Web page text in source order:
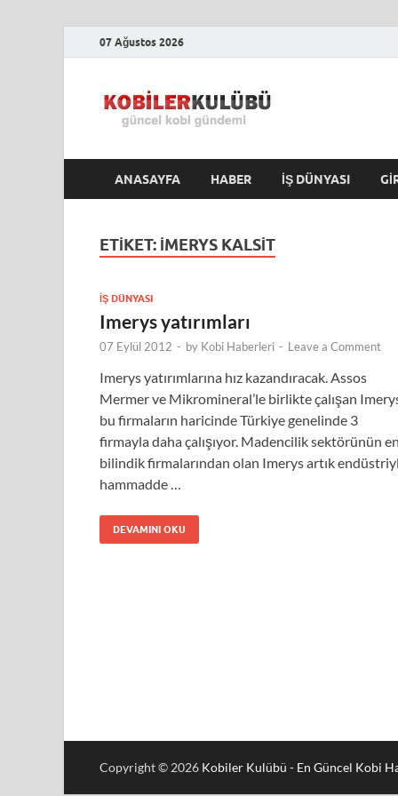
07 Ağustos 2026
ANASAYFA HABER İŞ DÜNYASI
ETIKET: IMERYS KALSIT
İŞ DÜNYASI
Imerys yatırımları
07 Eylül 2012 - by Kobi Haberleri - Leave a Comment
Imerys yatırımlarına hız kazandıracak. Assos
Mermer ve Mikromineral’le birlikte çalışan
bu firmaların haricinde Türkiye genelinde 3
firmayla daha çalışıyor. Madencilik sektörünün en
bilindik firmalarından olan Imerys artık
hammadde …
DEVAMINI OKU
Copyright © 2026 Kobiler Kulübü - En Güncel Kobi